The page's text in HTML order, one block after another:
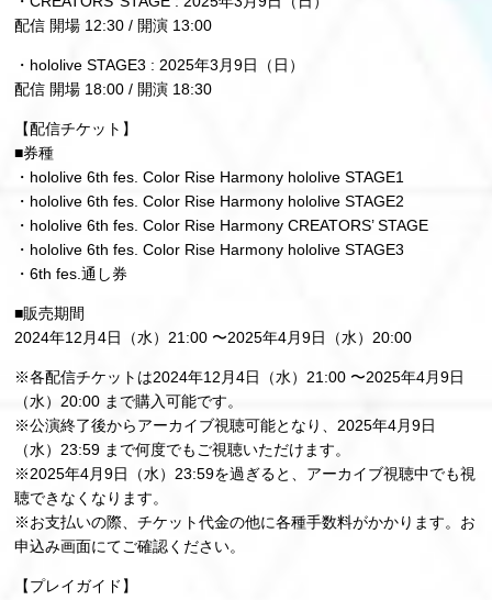
配信 開場 12:30 / 開演 13:00
・hololive STAGE3 : 2025年3月9日（日）
配信 開場 18:00 / 開演 18:30
【配信チケット】
■券種
・hololive 6th fes. Color Rise Harmony hololive STAGE1
・hololive 6th fes. Color Rise Harmony hololive STAGE2
・hololive 6th fes. Color Rise Harmony CREATORS’ STAGE
・hololive 6th fes. Color Rise Harmony hololive STAGE3
・6th fes.通し券
■販売期間
2024年12月4日（水）21:00 〜2025年4月9日（水）20:00
※各配信チケットは2024年12月4日（水）21:00 〜2025年4月9日
（水）20:00 まで購入可能です。
※公演終了後からアーカイブ視聴可能となり、2025年4月9日
（水）23:59 まで何度でもご視聴いただけます。
※2025年4月9日（水）23:59を過ぎると、アーカイブ視聴中でも視
聴できなくなります。
※お支払いの際、チケット代金の他に各種手数料がかかります。お
申込み画面にてご確認ください。
【プレイガイド】